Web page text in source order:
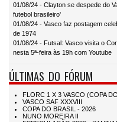
01/08/24 - Clayton se despede do
futebol brasileiro'
01/08/24 - Vasco faz postagem
de 1974
01/08/24 - Futsal: Vasco visita o
nesta 5ª-feira às 19h com Youtube
ÚLTIMAS DO FÓRUM